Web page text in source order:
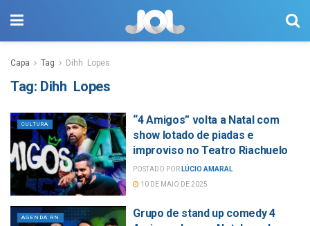
Capa Tag Dihh Lopes
Tag: Dihh Lopes
CULTURA
“4 Amigos” volta a Natal com
show lotado de piadas e
improviso no Teatro Riachuelo
POSTADO POR LÚCIO AMARAL
10 DE MAIO DE 2025
AGENDA RN
Grupo de stand up comedy 4